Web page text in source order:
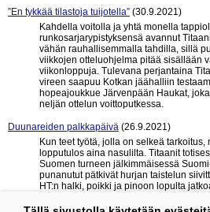
”En tykkää tilastoja tuijotella” (30.9.2021)
Kahdella voitolla ja yhtä monella
runkosarjarypistyksensä avannut
vähän rauhallisemmalla tahdilla, sillä
viikkojen otteluohjelma pitää sisällään
viikonloppuja. Tulevana perjantaina
vireen saapuu Kotkan jäähalliin
hopeajoukkue Järvenpään Haukat,
neljän ottelun voittoputkessa.
Duunareiden palkkapäivä (26.9.2021)
Kun teet työtä, jolla on selkeä
lopputulos aina nasulilta. Titaanit
Suomen turneen jälkimmäisessä
punanutut pätkivät hurjan taistelun
HT:n halki, poikki ja pinoon lopulta